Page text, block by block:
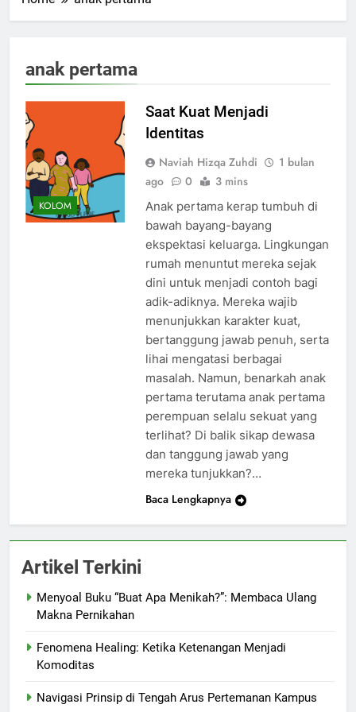
anak pertama
KOLOM
Saat Kuat Menjadi
Identitas
Naviah Hizqa Zuhdi
1 bulan
ago
0 3 mins
Anak pertama kerap tumbuh di
bawah bayang-bayang
ekspektasi keluarga. Lingkungan
rumah menuntut mereka sejak
dini untuk menjadi contoh bagi
adik-adiknya. Mereka wajib
menunjukkan karakter kuat,
bertanggung jawab penuh, serta
lihai mengatasi berbagai
masalah. Namun, benarkah anak
pertama terutama anak pertama
perempuan selalu sekuat yang
terlihat? Di balik sikap dewasa
dan tanggung jawab yang
mereka tunjukkan?…
Baca Lengkapnya
Artikel Terkini
Menyoal Buku “Buat Apa Menikah?”: Membaca Ulang
Makna Pernikahan
Fenomena Healing: Ketika Ketenangan Menjadi
Komoditas
Navigasi Prinsip di Tengah Arus Pertemanan Kampus